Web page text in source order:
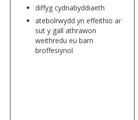
diffyg cydnabyddiaeth
atebolrwydd yn effeithio ar
sut y gall athrawon
weithredu eu barn
broffesiynol